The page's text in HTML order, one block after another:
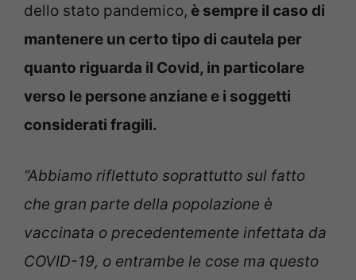
dello stato pandemico, è sempre il caso di
mantenere un certo tipo di cautela per
quanto riguarda il Covid, in particolare
verso le persone anziane e i soggetti
considerati fragili.
“Abbiamo riflettuto soprattutto sul fatto
che gran parte della popolazione è
vaccinata o precedentemente infettata da
COVID-19, o entrambe le cose ma questo